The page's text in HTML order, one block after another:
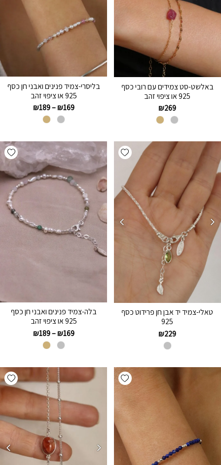
באלשט-סט צמידים עם רובי כסף
925 או ציפוי זהב
₪269
בליסרי-צמיד פנינים ואבני חן כסף
925 או ציפוי זהב
₪169
–
₪189
Add wishlist
טאלי-צמיד יד אבן חן פרידוט כסף
925
₪229
בלה-צמיד פנינים ואבני חן כסף
925 או ציפוי זהב
₪169
–
₪189
Add wishlist